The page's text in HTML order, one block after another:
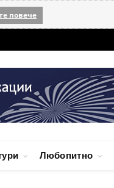
повече
Любопитно